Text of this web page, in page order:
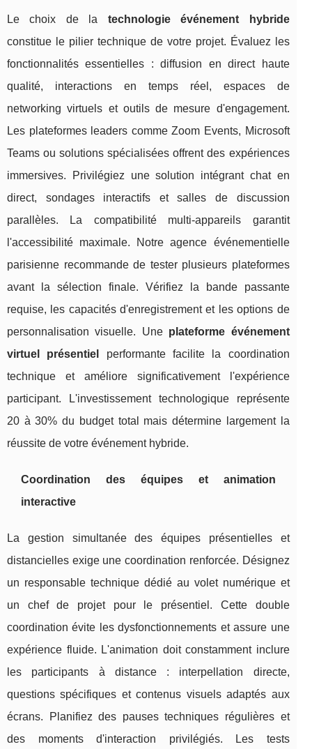
Le choix de la technologie événement hybride
constitue le pilier technique de votre projet. Évaluez les
fonctionnalités essentielles : diffusion en direct haute
qualité, interactions en temps réel, espaces de
networking virtuels et outils de mesure d'engagement.
Les plateformes leaders comme Zoom Events, Microsoft
Teams ou solutions spécialisées offrent des expériences
immersives. Privilégiez une solution intégrant chat en
direct, sondages interactifs et salles de discussion
parallèles. La compatibilité multi-appareils garantit
l'accessibilité maximale. Notre agence événementielle
parisienne recommande de tester plusieurs plateformes
avant la sélection finale. Vérifiez la bande passante
requise, les capacités d'enregistrement et les options de
personnalisation visuelle. Une plateforme événement
virtuel présentiel
performante facilite la coordination
technique et améliore significativement l'expérience
participant. L'investissement technologique représente
20 à 30% du budget total mais détermine largement la
réussite de votre événement hybride.
Coordination des équipes et animation
interactive
La gestion simultanée des équipes présentielles et
distancielles exige une coordination renforcée. Désignez
un responsable technique dédié au volet numérique et
un chef de projet pour le présentiel. Cette double
coordination évite les dysfonctionnements et assure une
expérience fluide. L'animation doit constamment inclure
les participants à distance : interpellation directe,
questions spécifiques et contenus visuels adaptés aux
écrans. Planifiez des pauses techniques régulières et
des moments d'interaction privilégiés. Les tests